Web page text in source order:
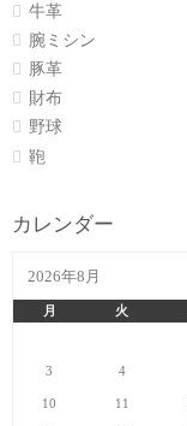
牛革
腕ミシン
豚革
財布
野球
鞄
カレンダー
2026年8月
月 火
3 4
10 11